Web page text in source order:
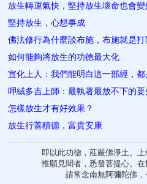
放生轉運氣快，堅持放生壞命也會變
堅持放生，心想事成
佛法修行為什麼談布施，布施就是
如何能夠將放生的功德最大化
宣化上人：我們能明白這一部經，
呷絨多吉上師：最執著最放不下的
怎樣放生才有好效果？
放生行善積德，富貴安康
即以此功德，莊嚴佛淨土。上
惟願見聞者，悉發菩提心。在
請常念南無阿彌陀佛，